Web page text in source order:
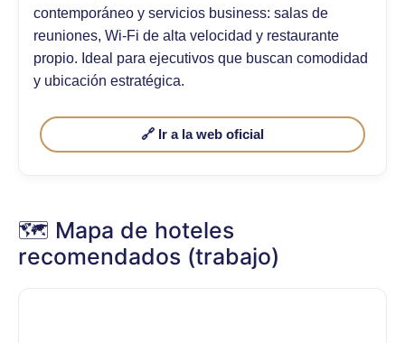
contemporáneo y servicios business: salas de
reuniones, Wi-Fi de alta velocidad y restaurante
propio. Ideal para ejecutivos que buscan comodidad
y ubicación estratégica.
🔗 Ir a la web oficial
🗺️ Mapa de hoteles
recomendados (trabajo)